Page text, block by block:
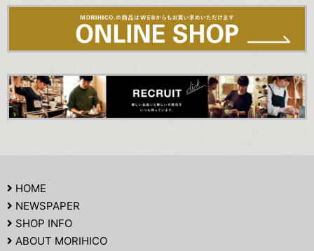
HOME
NEWSPAPER
SHOP INFO
ABOUT MORIHICO